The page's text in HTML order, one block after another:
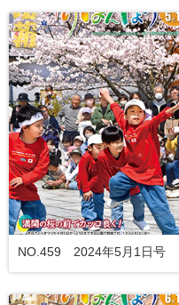
NO.459 2024年5月1日号